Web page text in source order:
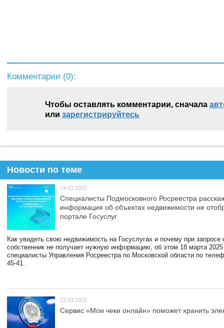
Комментарии (0):
Чтобы оставлять комментарии, сначала
или зарегистрируйтесь
Новости по теме
14.03.2025
Специалисты Подмосковного Росреестра
информация об объектах недвижимости не
портале Госуслуг
Как увидеть свою недвижимость на Госуслугах и почему при запросе
собственник не получает нужную информацию, об этом 18 марта 2025
специалисты Управления Росреестра по Московской области по
45-41.
13.03.2025
Сервис «Мои чеки онлайн» поможет хранить